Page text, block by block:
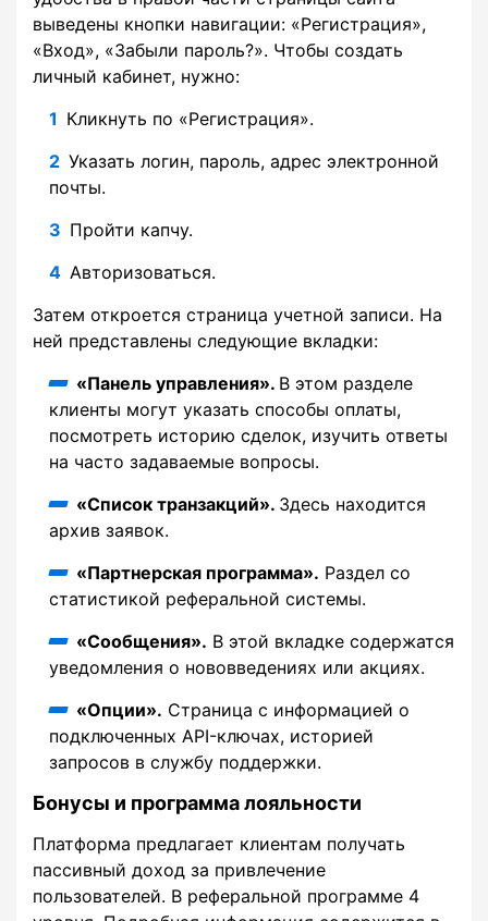
выведены кнопки навигации: «Регистрация»,
«Вход», «Забыли пароль?». Чтобы создать
личный кабинет, нужно:
Кликнуть по «Регистрация».
Указать логин, пароль, адрес электронной
почты.
Пройти капчу.
Авторизоваться.
Затем откроется страница учетной записи. На
ней представлены следующие вкладки:
«Панель управления». В этом разделе
клиенты могут указать способы оплаты,
посмотреть историю сделок, изучить ответы
на часто задаваемые вопросы.
«Список транзакций». Здесь находится
архив заявок.
«Партнерская программа». Раздел со
статистикой реферальной системы.
«Сообщения». В этой вкладке содержатся
уведомления о нововведениях или акциях.
«Опции». Страница с информацией о
подключенных API-ключах, историей
запросов в службу поддержки.
Бонусы и программа лояльности
Платформа предлагает клиентам получать
пассивный доход за привлечение
пользователей. В реферальной программе 4